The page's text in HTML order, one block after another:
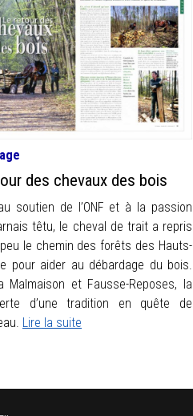
des chevaux des bois
soutien de l’ONF et à la passion
têtu, le cheval de trait a repris
le chemin des forêts des Hauts-
pour aider au débardage du bois.
Malmaison et Fausse-Reposes, la
d’une tradition en quête de
Lire la suite